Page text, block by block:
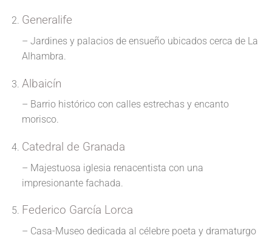
Generalife
– Jardines y palacios de ensueño ubicados cerca de La
Alhambra.
Albaicín
– Barrio histórico con calles estrechas y encanto
morisco.
Catedral de Granada
– Majestuosa iglesia renacentista con una
impresionante fachada.
Federico García Lorca
– Casa-Museo dedicada al célebre poeta y dramaturgo